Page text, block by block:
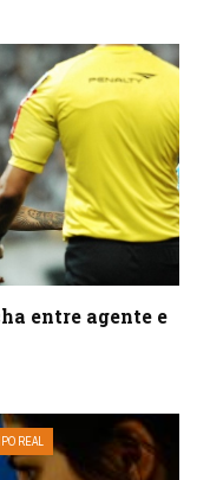
entre agente e
REAL